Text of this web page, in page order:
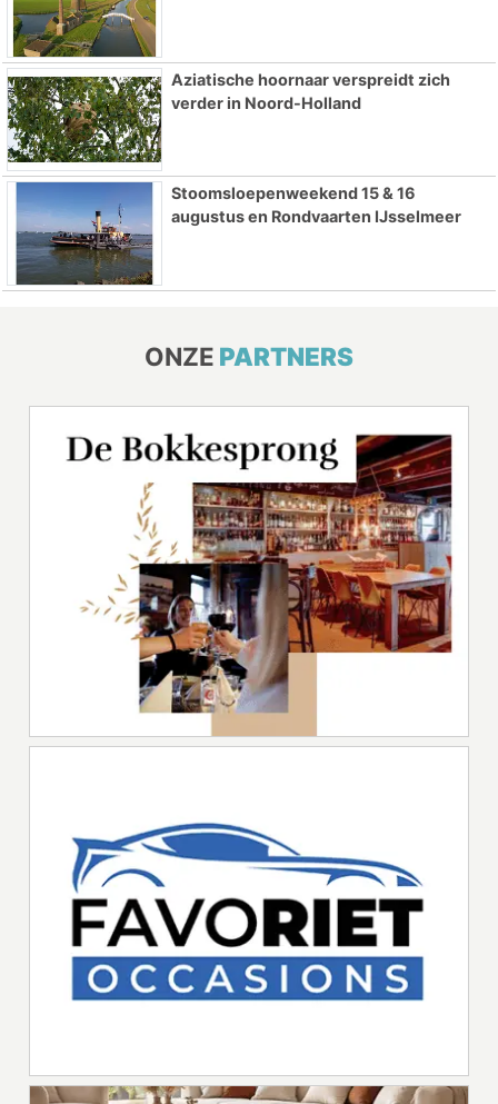
Aziatische hoornaar verspreidt zich
verder in Noord-Holland
Stoomsloepenweekend 15 & 16
augustus en Rondvaarten IJsselmeer
ONZE PARTNERS